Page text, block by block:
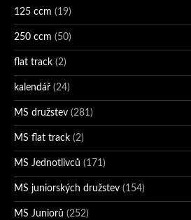
125 ccm (19)
250 ccm (50)
flat track (2)
kalendář (24)
MS družstev (281)
MS flat track (2)
MS Jednotlivců (171)
MS juniorských družstev (154)
MS Juniorů (252)